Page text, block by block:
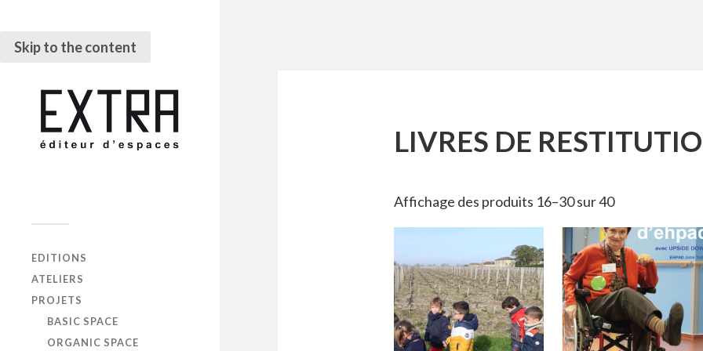
Skip to the content
EDITIONS
ATELIERS
PROJETS
BASIC SPACE
ORGANIC SPACE
LIVRES DE
Affichage des produits 16–30 sur 40